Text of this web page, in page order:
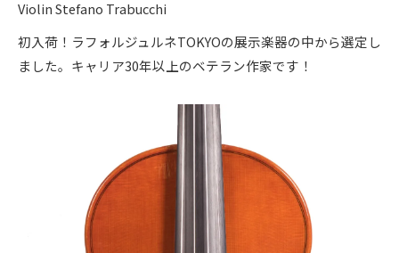
Violin Stefano Trabucchi
初入荷！ラフォルジュルネTOKYOの展示楽器の中から選定し
ました。キャリア30年以上のベテラン作家です！